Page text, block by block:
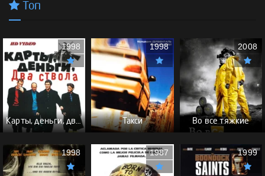
Топ
Карты, деньги, два ствола - (Перевод Гоблина)
1998
Такси
1998
Во все тяжкие
2008
1998 1987 1999